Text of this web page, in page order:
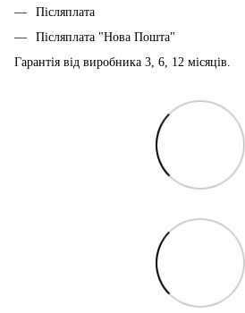
Післяплата
Післяплата "Нова Пошта"
Гарантія від виробника 3, 6, 12 місяців.